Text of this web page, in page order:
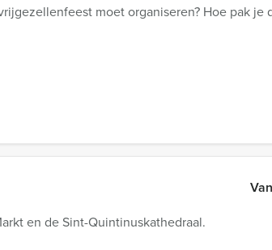
moet organiseren? Hoe pak je
en de Sint-Quintinuskathedraal.